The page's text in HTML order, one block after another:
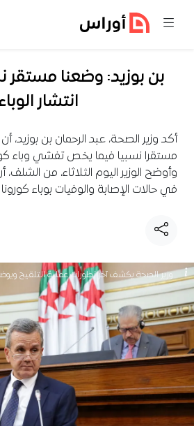
بن بوزيد: وضعنا مستقر
انتشار
أكد وزير الصحة، عبد الرحمان بن بوزيد،
وأوضح الوزير اليوم الثلاثاء، من الشلف،
في حالات الإصابة والوفيات بوباء كورونا
وزير الصحة يكشف آخر تطورات عملية التلقيح